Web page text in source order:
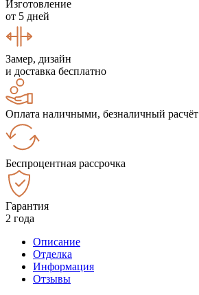
Изготовление
от 5 дней
Замер, дизайн
и доставка бесплатно
Оплата наличными, безналичный расчёт
Беспроцентная рассрочка
Гарантия
2 года
Описание
Отделка
Информация
Отзывы